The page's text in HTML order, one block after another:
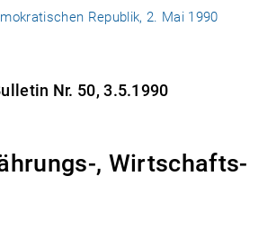
Republik, 2. Mai 1990
Nr. 50, 3.5.1990
, Wirtschafts-